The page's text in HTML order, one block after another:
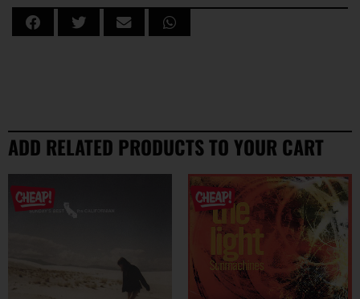
ADD RELATED PRODUCTS TO YOUR CART